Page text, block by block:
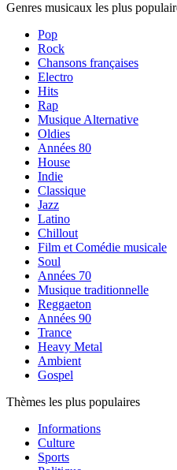
Genres musicaux les plus
Pop
Rock
Chansons françaises
Electro
Hits
Rap
Musique Alternative
Oldies
Années 80
House
Indie
Classique
Jazz
Latino
Chillout
Film et Comédie musicale
Soul
Années 70
Musique traditionnelle
Reggaeton
Années 90
Trance
Heavy Metal
Ambient
Gospel
Thèmes les plus populaires
Informations
Culture
Sports